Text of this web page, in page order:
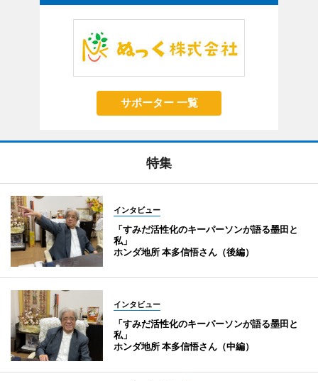
サポーター 一覧
特集
インタビュー
「すみだ活性化のキーパーソンが語る墨田と
私」
ホンダ地所 本多信悟さん（後編）
インタビュー
「すみだ活性化のキーパーソンが語る墨田と
私」
ホンダ地所 本多信悟さん（中編）